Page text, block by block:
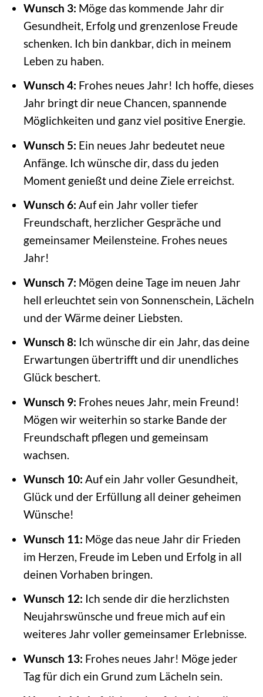
Wunsch 3: Möge das kommende Jahr dir
Gesundheit, Erfolg und grenzenlose Freude
schenken. Ich bin dankbar, dich in meinem
Leben zu haben.
Wunsch 4: Frohes neues Jahr! Ich hoffe, dieses
Jahr bringt dir neue Chancen, spannende
Möglichkeiten und ganz viel positive Energie.
Wunsch 5: Ein neues Jahr bedeutet neue
Anfänge. Ich wünsche dir, dass du jeden
Moment genießt und deine Ziele erreichst.
Wunsch 6: Auf ein Jahr voller tiefer
Freundschaft, herzlicher Gespräche und
gemeinsamer Meilensteine. Frohes neues
Jahr!
Wunsch 7: Mögen deine Tage im neuen Jahr
hell erleuchtet sein von Sonnenschein, Lächeln
und der Wärme deiner Liebsten.
Wunsch 8: Ich wünsche dir ein Jahr, das deine
Erwartungen übertrifft und dir unendliches
Glück beschert.
Wunsch 9: Frohes neues Jahr, mein Freund!
Mögen wir weiterhin so starke Bande der
Freundschaft pflegen und gemeinsam
wachsen.
Wunsch 10: Auf ein Jahr voller Gesundheit,
Glück und der Erfüllung all deiner geheimen
Wünsche!
Wunsch 11: Möge das neue Jahr dir Frieden
im Herzen, Freude im Leben und Erfolg in all
deinen Vorhaben bringen.
Wunsch 12: Ich sende dir die herzlichsten
Neujahrswünsche und freue mich auf ein
weiteres Jahr voller gemeinsamer Erlebnisse.
Wunsch 13: Frohes neues Jahr! Möge jeder
Tag für dich ein Grund zum Lächeln sein.